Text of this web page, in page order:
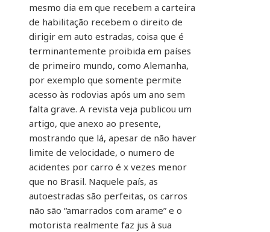
mesmo dia em que recebem a carteira
de habilitação recebem o direito de
dirigir em auto estradas, coisa que é
terminantemente proibida em países
de primeiro mundo, como Alemanha,
por exemplo que somente permite
acesso às rodovias após um ano sem
falta grave. A revista veja publicou um
artigo, que anexo ao presente,
mostrando que lá, apesar de não haver
limite de velocidade, o numero de
acidentes por carro é x vezes menor
que no Brasil. Naquele país, as
autoestradas são perfeitas, os carros
não são “amarrados com arame” e o
motorista realmente faz jus à sua